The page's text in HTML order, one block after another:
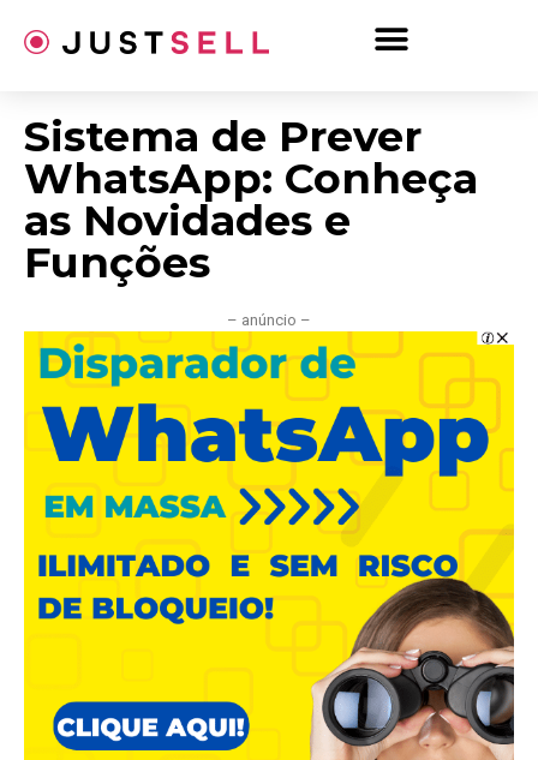
para
Sistema de Prever
WhatsApp: Conheça
as Novidades e
Funções
– anúncio –